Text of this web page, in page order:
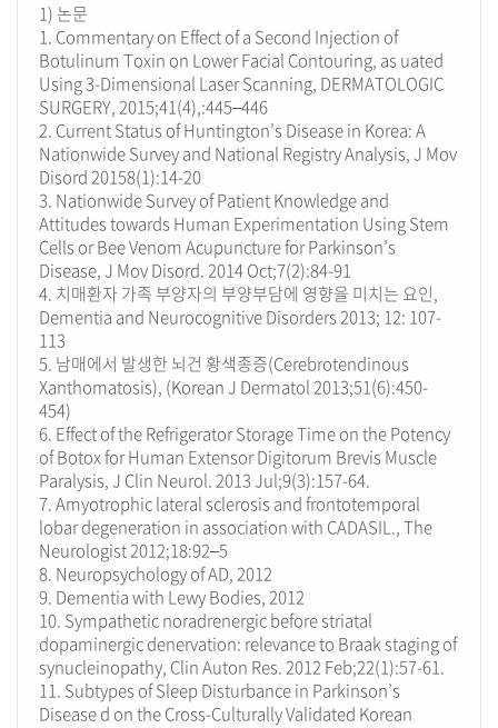
1) 논문
1. Commentary on Effect of a Second Injection of
Botulinum Toxin on Lower Facial Contouring, as uated
Using 3-Dimensional Laser Scanning, DERMATOLOGIC
SURGERY, 2015;41(4),:445–446
2. Current Status of Huntington’s Disease in Korea: A
Nationwide Survey and National Registry Analysis, J Mov
Disord 20158(1):14-20
3. Nationwide Survey of Patient Knowledge and
Attitudes towards Human Experimentation Using Stem
Cells or Bee Venom Acupuncture for Parkinson’s
Disease, J Mov Disord. 2014 Oct;7(2):84-91
4. 치매환자 가족 부양자의 부양부담에 영향을 미치는 요인,
Dementia and Neurocognitive Disorders 2013; 12: 107-
113
5. 남매에서 발생한 뇌건 황색종증(Cerebrotendinous
Xanthomatosis), (Korean J Dermatol 2013;51(6):450-
454)
6. Effect of the Refrigerator Storage Time on the Potency
of Botox for Human Extensor Digitorum Brevis Muscle
Paralysis, J Clin Neurol. 2013 Jul;9(3):157-64.
7. Amyotrophic lateral sclerosis and frontotemporal
lobar degeneration in association with CADASIL., The
Neurologist 2012;18:92–5
8. Neuropsychology of AD, 2012
9. Dementia with Lewy Bodies, 2012
10. Sympathetic noradrenergic before striatal
dopaminergic denervation: relevance to Braak staging of
synucleinopathy, Clin Auton Res. 2012 Feb;22(1):57-61.
11. Subtypes of Sleep Disturbance in Parkinson’s
Disease d on the Cross-Culturally Validated Korean